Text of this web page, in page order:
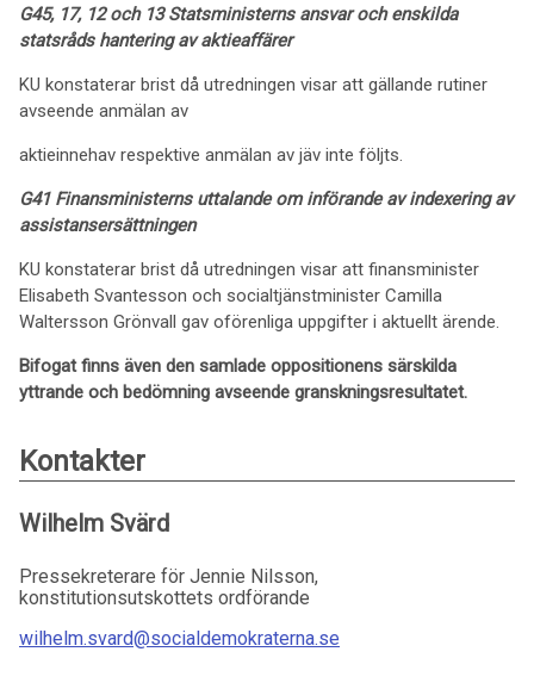
G45, 17, 12 och 13 Statsministerns ansvar och enskilda
statsråds hantering av aktieaffärer
KU konstaterar brist då utredningen visar att gällande rutiner
avseende anmälan av
aktieinnehav respektive anmälan av jäv inte följts.
G41 Finansministerns uttalande om införande av indexering av
assistansersättningen
KU konstaterar brist då utredningen visar att finansminister
Elisabeth Svantesson och socialtjänstminister Camilla
Waltersson Grönvall gav oförenliga uppgifter i aktuellt ärende.
Bifogat finns även den samlade oppositionens särskilda
yttrande och bedömning avseende granskningsresultatet.
Kontakter
Wilhelm Svärd
Pressekreterare för Jennie Nilsson,
konstitutionsutskottets ordförande
wilhelm.svard@socialdemokraterna.se